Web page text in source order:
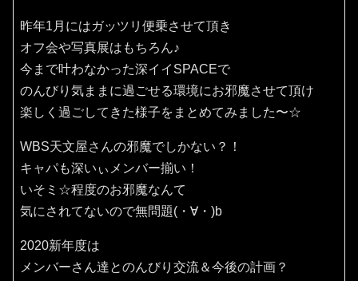
昨年1月にはガッツリ便乗させて頂き
オフ会や写真展はもちろん♪
今まで叶わなかった深イイSPACEで
のんびり気ままに過ごせる環境にお邪魔させて頂け
楽しく過ごしてきた様子をまとめてみました〜☆
WBS天文屋さんの邪魔でしかない？！
キャパも深いぃメンバー揃い！
いそミ☆程度のお邪魔なんて
気にされてないので無問題(・∀・)b
2020新年度は
メンバーさん達とのんびり交流＆今後の計画？